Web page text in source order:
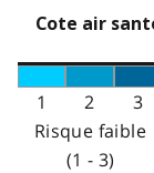
Cote air
1 2 3
Risque faible
(1 - 3)